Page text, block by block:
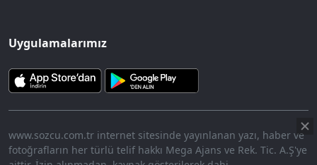
Uygulamalarımız
www.sozcu.com.tr internet sitesinde yayınlanan yazı, haber ve
fotoğrafların her türlü telif hakkı Mega Ajans ve Rek. Tic. A.Ş'ye